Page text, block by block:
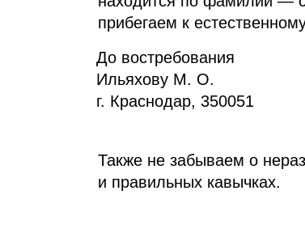
прибегаем к
До востребования
Ильяхову М. О.
г. Краснодар, 350051
Также не забываем о
и правильных кавычках.